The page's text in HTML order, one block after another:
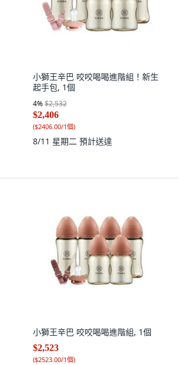
小獅王辛巴 咬咬喝喝進階組！新生
起手包, 1個
4%$2,532
$2,406
($2406.00/1個)
8/11 星期二 預計送達
小獅王辛巴 咬咬喝喝進階組, 1個
$2,523
($2523.00/1個)